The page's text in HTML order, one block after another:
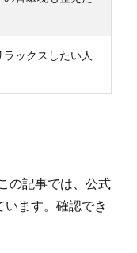
ックスしたい人
の記事では、公式
ます。確認でき